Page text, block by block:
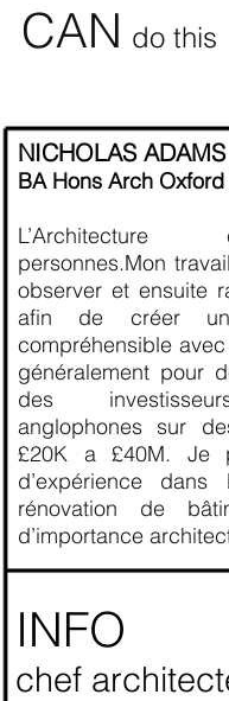
NICHOLAS ADAMS
BA Hons Arch
personnes.Mon
observer et ensuite
afin de créer
compréhensible
généralement pour
des
anglophones sur
£20K a £40M. Je
d’expérience
rénovation de
d’importance
CAN do this
INFO
chef